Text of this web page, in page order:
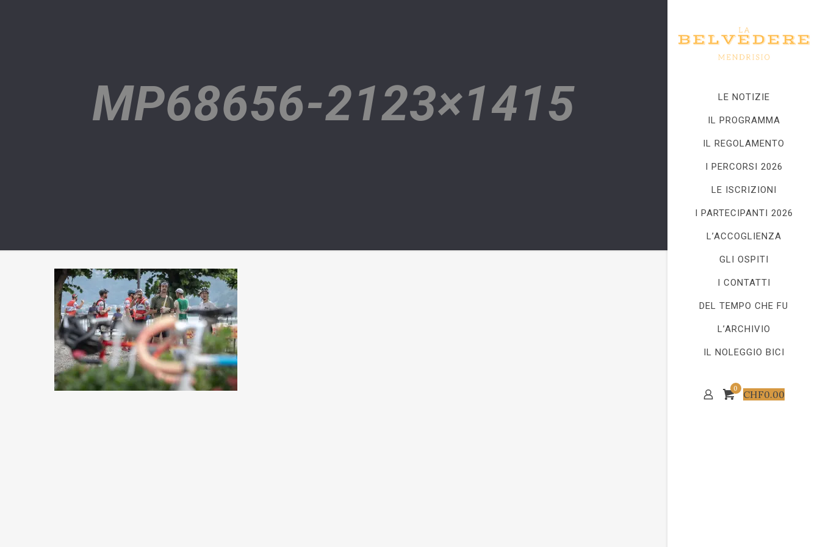
LE NOTIZIE
IL PROGRAMMA
IL REGOLAMENTO
I PERCORSI 2026
LE ISCRIZIONI
I PARTECIPANTI 2026
L’ACCOGLIENZA
GLI OSPITI
I CONTATTI
DEL TEMPO CHE FU
L’ARCHIVIO
IL NOLEGGIO BICI
0 CHF0.00
MP68656-2123×1415